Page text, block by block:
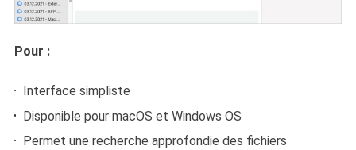
Pour :
Interface simpliste
Disponible pour macOS et Windows OS
Permet une recherche approfondie des fichiers